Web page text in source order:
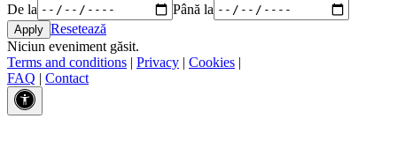
De la
Până la
Resetează
Niciun eveniment găsit.
Terms and conditions | Privacy | Cookies |
FAQ | Contact